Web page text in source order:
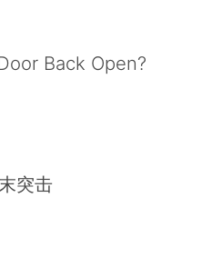
Back Open?
突击